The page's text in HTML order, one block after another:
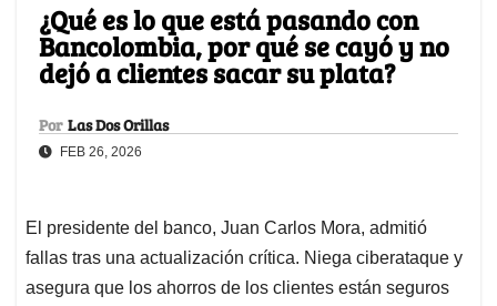
¿Qué es lo que está pasando con
Bancolombia, por qué se cayó y no
dejó a clientes sacar su plata?
Por Las Dos Orillas
FEB 26, 2026
El presidente del banco, Juan Carlos Mora, admitió
fallas tras una actualización crítica. Niega ciberataque y
asegura que los ahorros de los clientes están seguros